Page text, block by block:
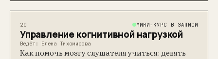
20 МИНИ-КУРС В ЗАПИСИ
Управление когнитивной нагрузкой
Ведёт: Елена Тихомирова
Как помочь мозгу слушателя учиться: девять